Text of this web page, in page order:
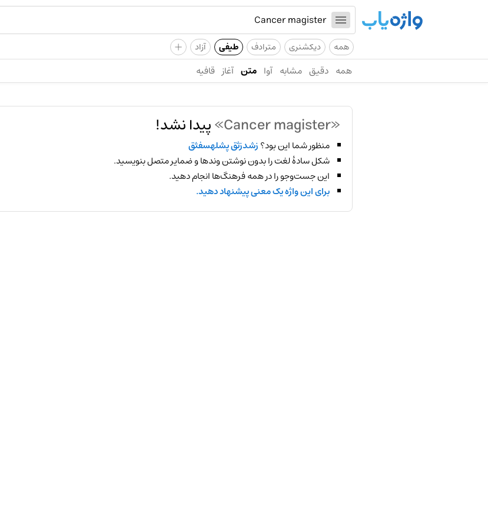
همه دیکشنری مترادف طیفی آزاد +
همه دقیق مشابه آوا متن آغاز قافیه
«Cancer magister» پیدا نشد!
منظور شما این بود؟زشدزثق پشلهسفثق
شکل سادهٔ لغت را بدون نوشتن وندها و ضمایر متصل بنویسید.
این جست‌وجو را در همه فرهنگ‌ها انجام دهید.
برای این واژه یک معنی پیشنهاد دهید.